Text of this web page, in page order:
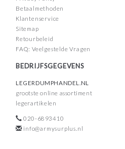
Betaalmethoden
Klantenservice
Sitemap
Retourbeleid
FAQ: Veelgestelde Vragen
BEDRIJFSGEGEVENS
LEGERDUMPHANDEL.NL
grootste online assortiment
legerartikelen
020-6893410
info@armysurplus.nl